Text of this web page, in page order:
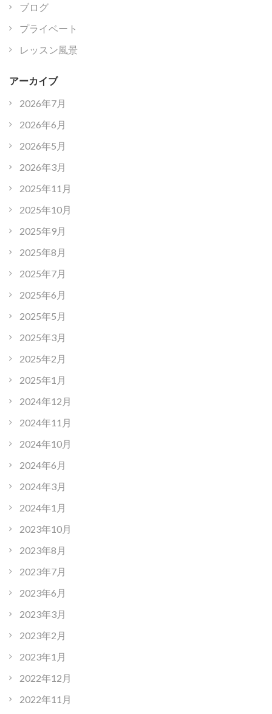
ブログ
プライベート
レッスン風景
アーカイブ
2026年7月
2026年6月
2026年5月
2026年3月
2025年11月
2025年10月
2025年9月
2025年8月
2025年7月
2025年6月
2025年5月
2025年3月
2025年2月
2025年1月
2024年12月
2024年11月
2024年10月
2024年6月
2024年3月
2024年1月
2023年10月
2023年8月
2023年7月
2023年6月
2023年3月
2023年2月
2023年1月
2022年12月
2022年11月